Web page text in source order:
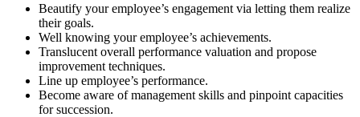
Beautify your employee’s engagement via letting them realize
their goals.
Well knowing your employee’s achievements.
Translucent overall performance valuation and propose
improvement techniques.
Line up employee’s performance.
Become aware of management skills and pinpoint capacities
for succession.